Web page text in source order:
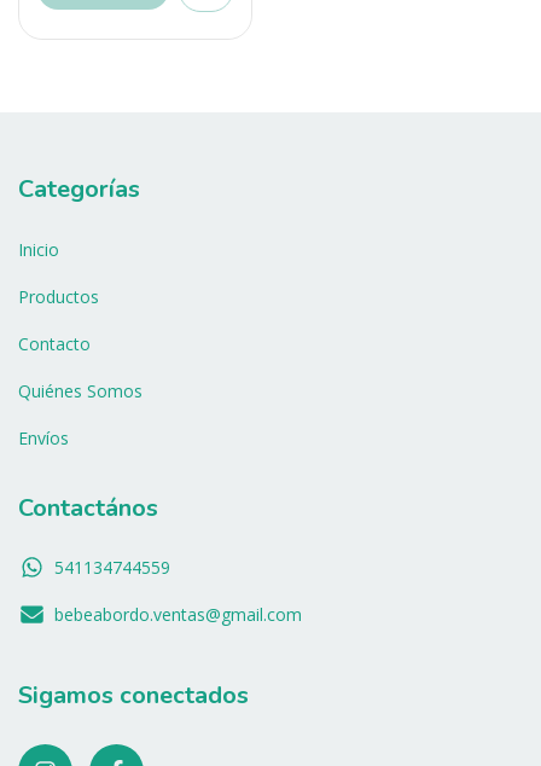
Categorías
Inicio
Productos
Contacto
Quiénes Somos
Envíos
Contactános
541134744559
bebeabordo.ventas@gmail.com
Sigamos conectados